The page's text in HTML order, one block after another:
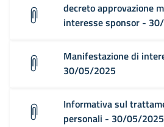
decreto approvazione
interesse sponsor -
Manifestazione di
30/05/2025
Informativa sul
personali - 30/05/2025